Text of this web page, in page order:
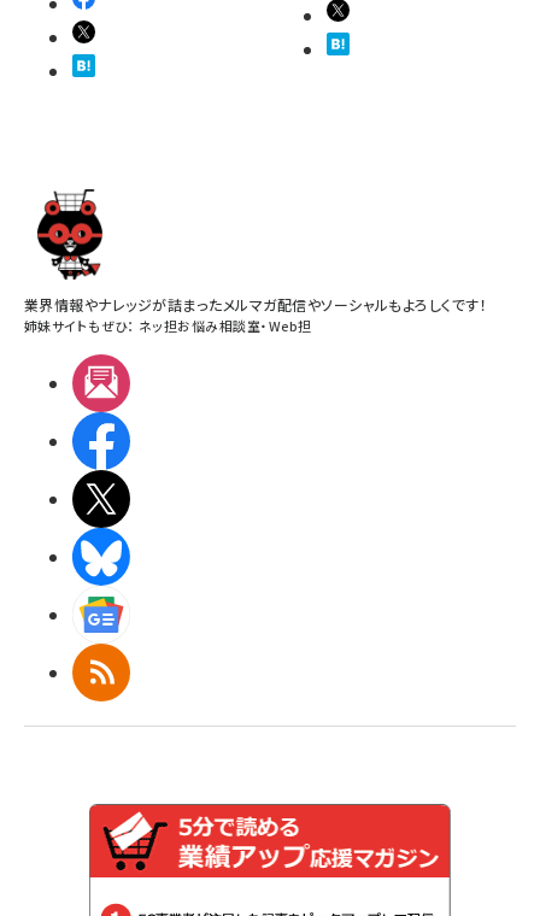
業界情報やナレッジが詰まったメルマガ配信やソーシャルもよろしくです！
姉妹サイトもぜひ： ネッ担お悩み相談室・Web担
RSS